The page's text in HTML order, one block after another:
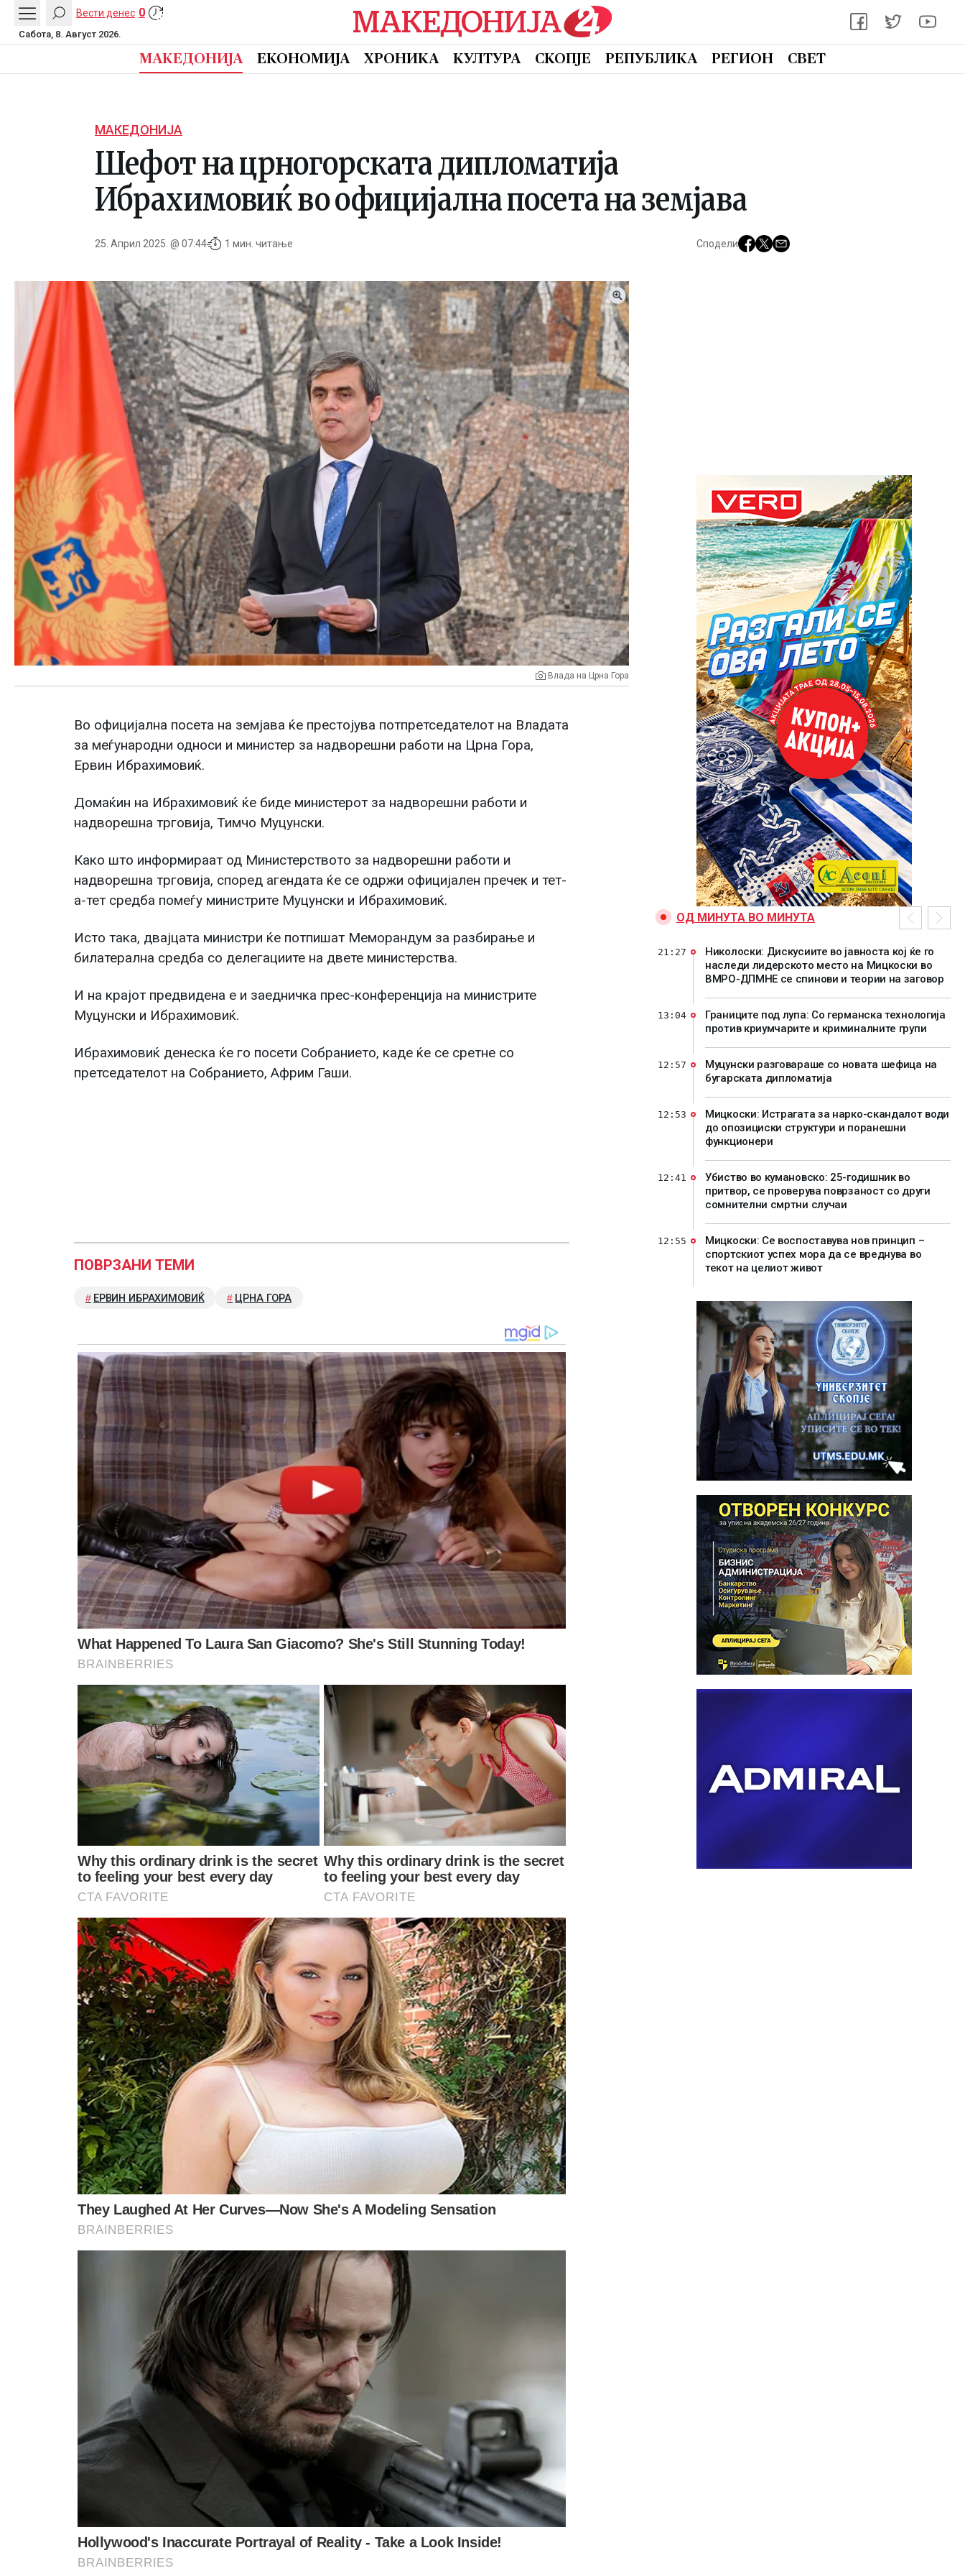
Вести денес 0
Сабота, 8. Август 2026.
МАКЕДОНИЈА ЕКОНОМИЈА ХРОНИКА КУЛТУРА СКОПЈЕ РЕПУБЛИКА РЕГИОН СВЕТ
МАКЕДОНИЈА
Шефот на црногорската дипломатија
Ибрахимовиќ во официјална посета на земјава
25. Април 2025. @ 07:44 1 мин. читање Сподели
Влада на Црна Гора
Во официјална посета на земјава ќе престојува потпретседателот на Владата
за меѓународни односи и министер за надворешни работи на Црна Гора,
Ервин Ибрахимовиќ.
Домаќин на Ибрахимовиќ ќе биде министерот за надворешни работи и
надворешна трговија, Тимчо Муцунски.
Како што информираат од Министерството за надворешни работи и
надворешна трговија, според агендата ќе се одржи официјален пречек и тет-
а-тет средба помеѓу министрите Муцунски и Ибрахимовиќ.
Исто така, двајцата министри ќе потпишат Меморандум за разбирање и
билатерална средба со делегациите на двете министерства.
И на крајот предвидена е и заедничка прес-конференција на министрите
Муцунски и Ибрахимовиќ.
Ибрахимовиќ денеска ќе го посети Собранието, каде ќе се сретне со
претседателот на Собранието, Африм Гаши.
ПОВРЗАНИ ТЕМИ
ЕРВИН ИБРАХИМОВИЌ ЦРНА ГОРА
ОД МИНУТА ВО МИНУТА
Николоски: Дискусиите во јавноста кој ќе го
наследи лидерското место на Мицкоски во
ВМРО-ДПМНЕ се спинови и теории на заговор
21:27
Границите под лупа: Со германска технологија
против криумчарите и криминалните групи
13:04
Муцунски разговараше со новата шефица на
бугарската дипломатија
12:57
Мицкоски: Истрагата за нарко-скандалот води
до опозициски структури и поранешни
функционери
12:53
Убиство во кумановско: 25-годишник во
притвор, се проверува поврзаност со други
сомнителни смртни случаи
12:41
Мицкоски: Се воспоставува нов принцип –
спортскиот успех мора да се вреднува во
текот на целиот живот
12:55